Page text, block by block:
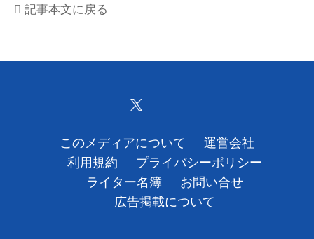
プライバシーポリシー
記事本文に戻る
このメディアについて
運営会社
利用規約
プライバシーポリシー
ライター名簿
お問い合せ
広告掲載について